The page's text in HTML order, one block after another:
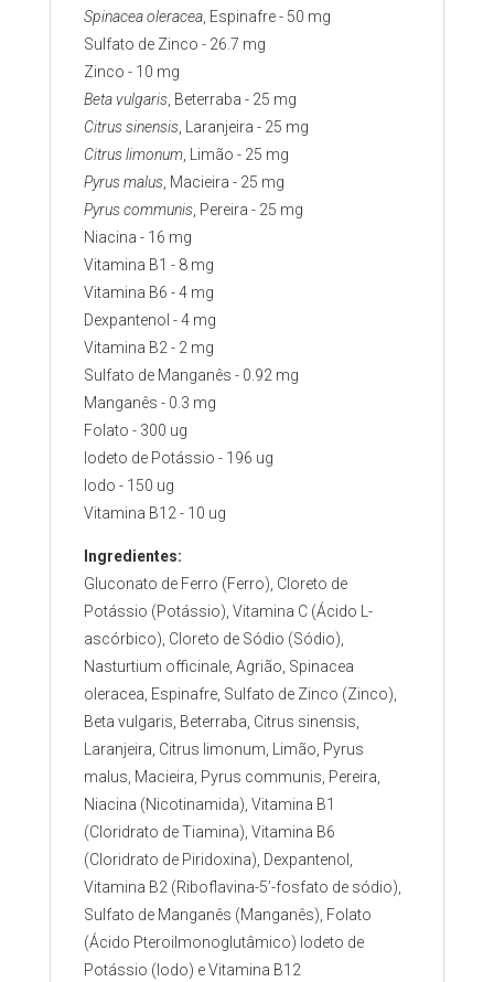
Spinacea oleracea, Espinafre - 50 mg
Sulfato de Zinco - 26.7 mg
Zinco - 10 mg
Beta vulgaris, Beterraba - 25 mg
Citrus sinensis, Laranjeira - 25 mg
Citrus limonum, Limão - 25 mg
Pyrus malus, Macieira - 25 mg
Pyrus communis, Pereira - 25 mg
Niacina - 16 mg
Vitamina B1 - 8 mg
Vitamina B6 - 4 mg
Dexpantenol - 4 mg
Vitamina B2 - 2 mg
Sulfato de Manganês - 0.92 mg
Manganês - 0.3 mg
Folato - 300 ug
Iodeto de Potássio - 196 ug
Iodo - 150 ug
Vitamina B12 - 10 ug
Ingredientes:
Gluconato de Ferro (Ferro), Cloreto de
Potássio (Potássio), Vitamina C (Ácido L-
ascórbico), Cloreto de Sódio (Sódio),
Nasturtium officinale, Agrião, Spinacea
oleracea, Espinafre, Sulfato de Zinco (Zinco),
Beta vulgaris, Beterraba, Citrus sinensis,
Laranjeira, Citrus limonum, Limão, Pyrus
malus, Macieira, Pyrus communis, Pereira,
Niacina (Nicotinamida), Vitamina B1
(Cloridrato de Tiamina), Vitamina B6
(Cloridrato de Piridoxina), Dexpantenol,
Vitamina B2 (Riboflavina-5’-fosfato de sódio),
Sulfato de Manganês (Manganês), Folato
(Ácido Pteroilmonoglutâmico) Iodeto de
Potássio (Iodo) e Vitamina B12